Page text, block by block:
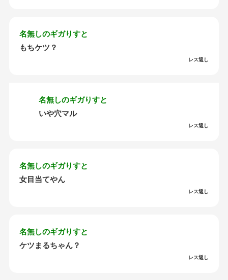
名無しのギガりすと
もちケツ？
レス返し
名無しのギガりすと
いや穴マル
レス返し
名無しのギガりすと
女目当てやん
レス返し
名無しのギガりすと
ケツまるちゃん？
レス返し